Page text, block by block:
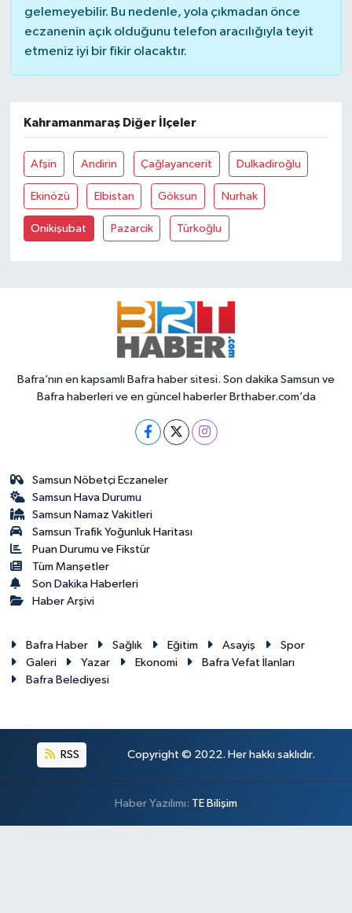
gelemeyebilir. Bu nedenle, yola çıkmadan önce
eczanenin açık olduğunu telefon aracılığıyla teyit
etmeniz iyi bir fikir olacaktır.
Kahramanmaraş Diğer İlçeler
Afşin Andirin Çağlayancerit Dulkadiroğlu
Ekinözü Elbistan Göksun Nurhak
Onikişubat Pazarcik Türkoğlu
Bafra’nın en kapsamlı Bafra haber sitesi. Son dakika Samsun ve
Bafra haberleri ve en güncel haberler Brthaber.com’da
Samsun Nöbetçi Eczaneler
Samsun Hava Durumu
Samsun Namaz Vakitleri
Samsun Trafik Yoğunluk Haritası
Puan Durumu ve Fikstür
Tüm Manşetler
Son Dakika Haberleri
Haber Arşivi
Bafra Haber Sağlık Eğitim Asayiş
Spor
Galeri
Yazar Ekonomi
Bafra Vefat İlanları
Bafra Belediyesi
RSS Copyright © 2022. Her hakkı saklıdır.
Haber Yazılımı: TE Bilişim